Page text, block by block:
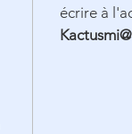
écrire à